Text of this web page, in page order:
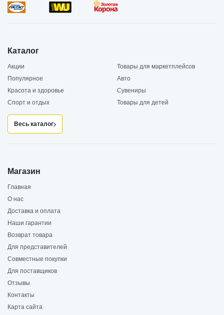
Каталог
Акции
Товары для маркетплейсов
Популярное
Авто
Красота и здоровье
Сувениры
Спорт и отдых
Товары для детей
Весь каталог
Магазин
Главная
О нас
Доставка и оплата
Наши гарантии
Возврат товара
Для представителей
Совместные покупки
Для поставщиков
Отзывы
Контакты
Карта сайта